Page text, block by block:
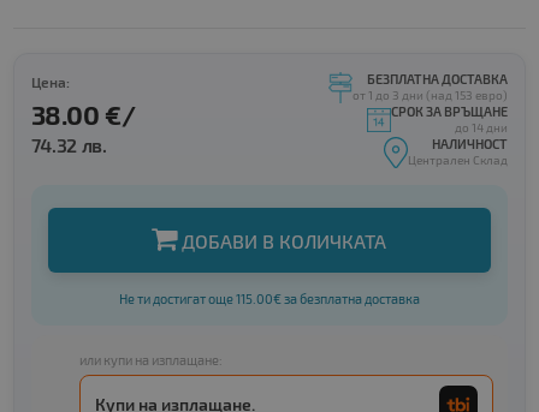
Цена:
38.00 €/
74.32 лв.
БЕЗПЛАТНА ДОСТАВКА
от 1 до 3 дни (над 153 евро)
СРОК ЗА ВРЪЩАНЕ
до 14 дни
НАЛИЧНОСТ
Централен Склад
ДОБАВИ В КОЛИЧКАТА
Не ти достигат още 115.00€ за безплатна доставка
или купи на изплащане:
Купи на изплащане.